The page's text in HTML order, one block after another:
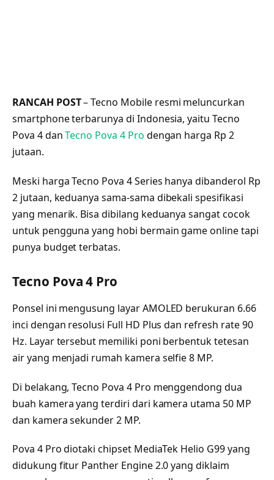
RANCAH POST– Tecno Mobile resmi meluncurkan
smartphone terbarunya di Indonesia, yaitu Tecno
Pova 4 danTecno Pova 4 Pro dengan harga Rp 2
jutaan.
Meski harga Tecno Pova 4 Series hanya dibanderol Rp
2 jutaan, keduanya sama-sama dibekali spesifikasi
yang menarik. Bisa dibilang keduanya sangat cocok
untuk pengguna yang hobi bermain game online tapi
punya budget terbatas.
Tecno Pova 4 Pro
Ponsel ini mengusung layar AMOLED berukuran 6.66
inci dengan resolusi Full HD Plus dan refresh rate 90
Hz. Layar tersebut memiliki poni berbentuk tetesan
air yang menjadi rumah kamera selfie 8 MP.
Di belakang, Tecno Pova 4 Pro menggendong dua
buah kamera yang terdiri dari kamera utama 50 MP
dan kamera sekunder 2 MP.
Pova 4 Pro diotaki chipset MediaTek Helio G99 yang
didukung fitur Panther Engine 2.0 yang diklaim